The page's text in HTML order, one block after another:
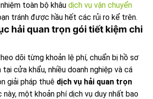
toàn bộ khâu dịch vụ vận chuyển
tránh được hầu hết các rủi ro kể trên.
hải quan trọn gói tiết kiệm chi
dõi từng khoản lệ phí, chuẩn bị hồ sơ
cửa khẩu, nhiều doanh nghiệp và cá
giải pháp thuê dịch vụ hải quan trọn
này, một khoản phí dịch vụ duy nhất bao